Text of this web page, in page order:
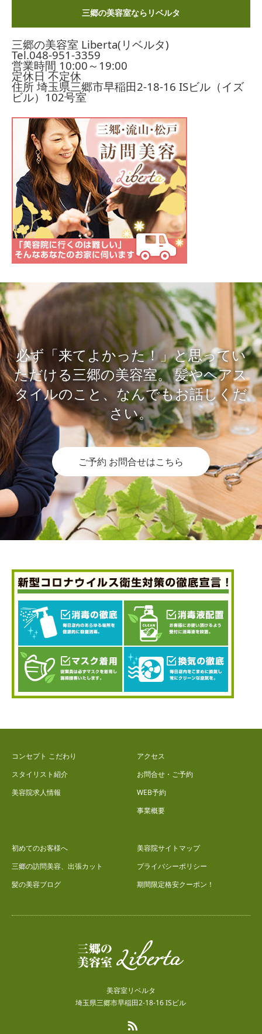
三郷の美容室ならリベルタ
三郷の美容室 Liberta(リベルタ)
Tel.048-951-3359
営業時間 10:00～19:00
定休日 不定休
住所 埼玉県三郷市早稲田2-18-16 ISビル（イズ
ビル）102号室
必ず「来てよかった！」と思ってい
ただける三郷の美容室。髪やヘアス
タイルのこと、なんでもお話しくだ
さい。
ご予約 お問合せはこちら
コンセプト こだわり
スタイリスト紹介
美容院求人情報
アクセス
お問合せ・ご予約
WEB予約
事業概要
初めてのお客様へ
三郷の訪問美容、出張カット
髪の美容ブログ
美容院サイトマップ
プライバシーポリシー
期間限定格安クーポン！
美容室リベルタ
埼玉県三郷市早稲田2-18-16 ISビル